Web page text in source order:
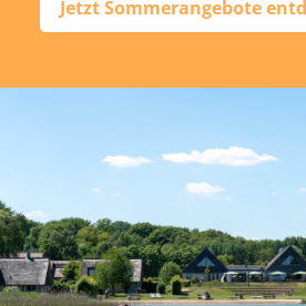
Jetzt Sommerangebote